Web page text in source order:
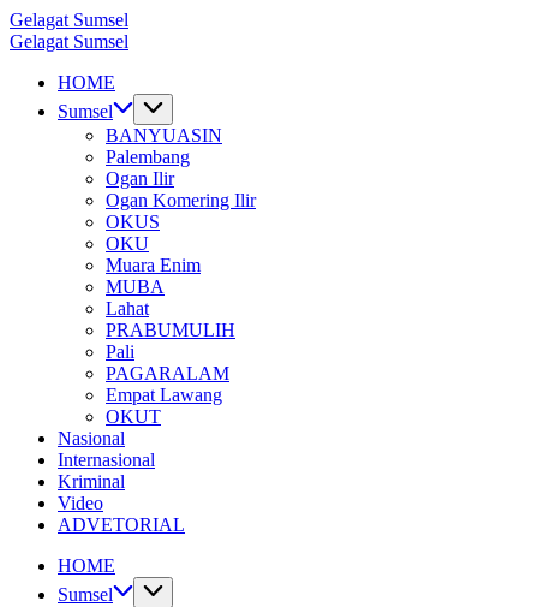
Skip
to
Gelagat Sumsel
Media
Gelagat Sumsel
Cyber
HOME
Sumsel
BANYUASIN
Palembang
Ogan Ilir
Ogan Komering Ilir
OKUS
OKU
Muara Enim
MUBA
Lahat
PRABUMULIH
Pali
PAGARALAM
Empat Lawang
OKUT
Nasional
Internasional
Kriminal
Video
ADVETORIAL
HOME
Sumsel